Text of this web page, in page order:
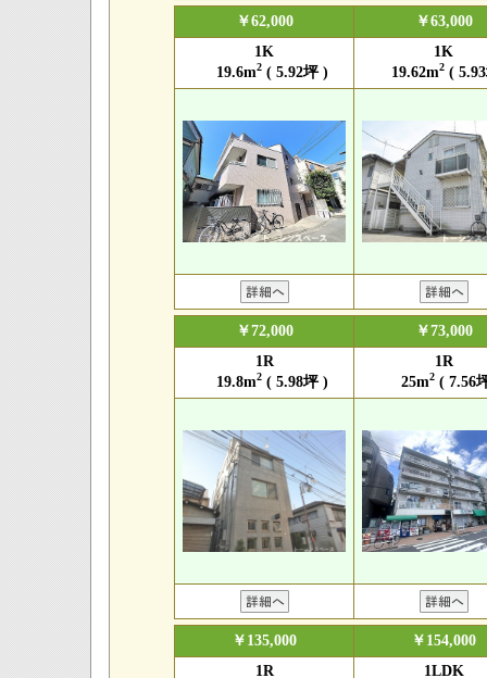
￥62,000
￥63,000
1K
19.6m2( 5.92坪 )
1K
19.62m2 (
￥72,000
￥73,000
1R
19.8m2( 5.98坪 )
1R
25m2 ( 7.56
￥135,000
￥154,000
1R
1LDK